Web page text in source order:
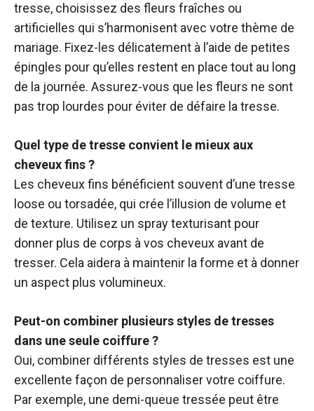
tresse, choisissez des fleurs fraîches ou
artificielles qui s’harmonisent avec votre thème de
mariage. Fixez-les délicatement à l’aide de petites
épingles pour qu’elles restent en place tout au long
de la journée. Assurez-vous que les fleurs ne sont
pas trop lourdes pour éviter de défaire la tresse.
Quel type de tresse convient le mieux aux
cheveux fins ?
Les cheveux fins bénéficient souvent d’une tresse
loose ou torsadée, qui crée l’illusion de volume et
de texture. Utilisez un spray texturisant pour
donner plus de corps à vos cheveux avant de
tresser. Cela aidera à maintenir la forme et à donner
un aspect plus volumineux.
Peut-on combiner plusieurs styles de tresses
dans une seule coiffure ?
Oui, combiner différents styles de tresses est une
excellente façon de personnaliser votre coiffure.
Par exemple, une demi-queue tressée peut être